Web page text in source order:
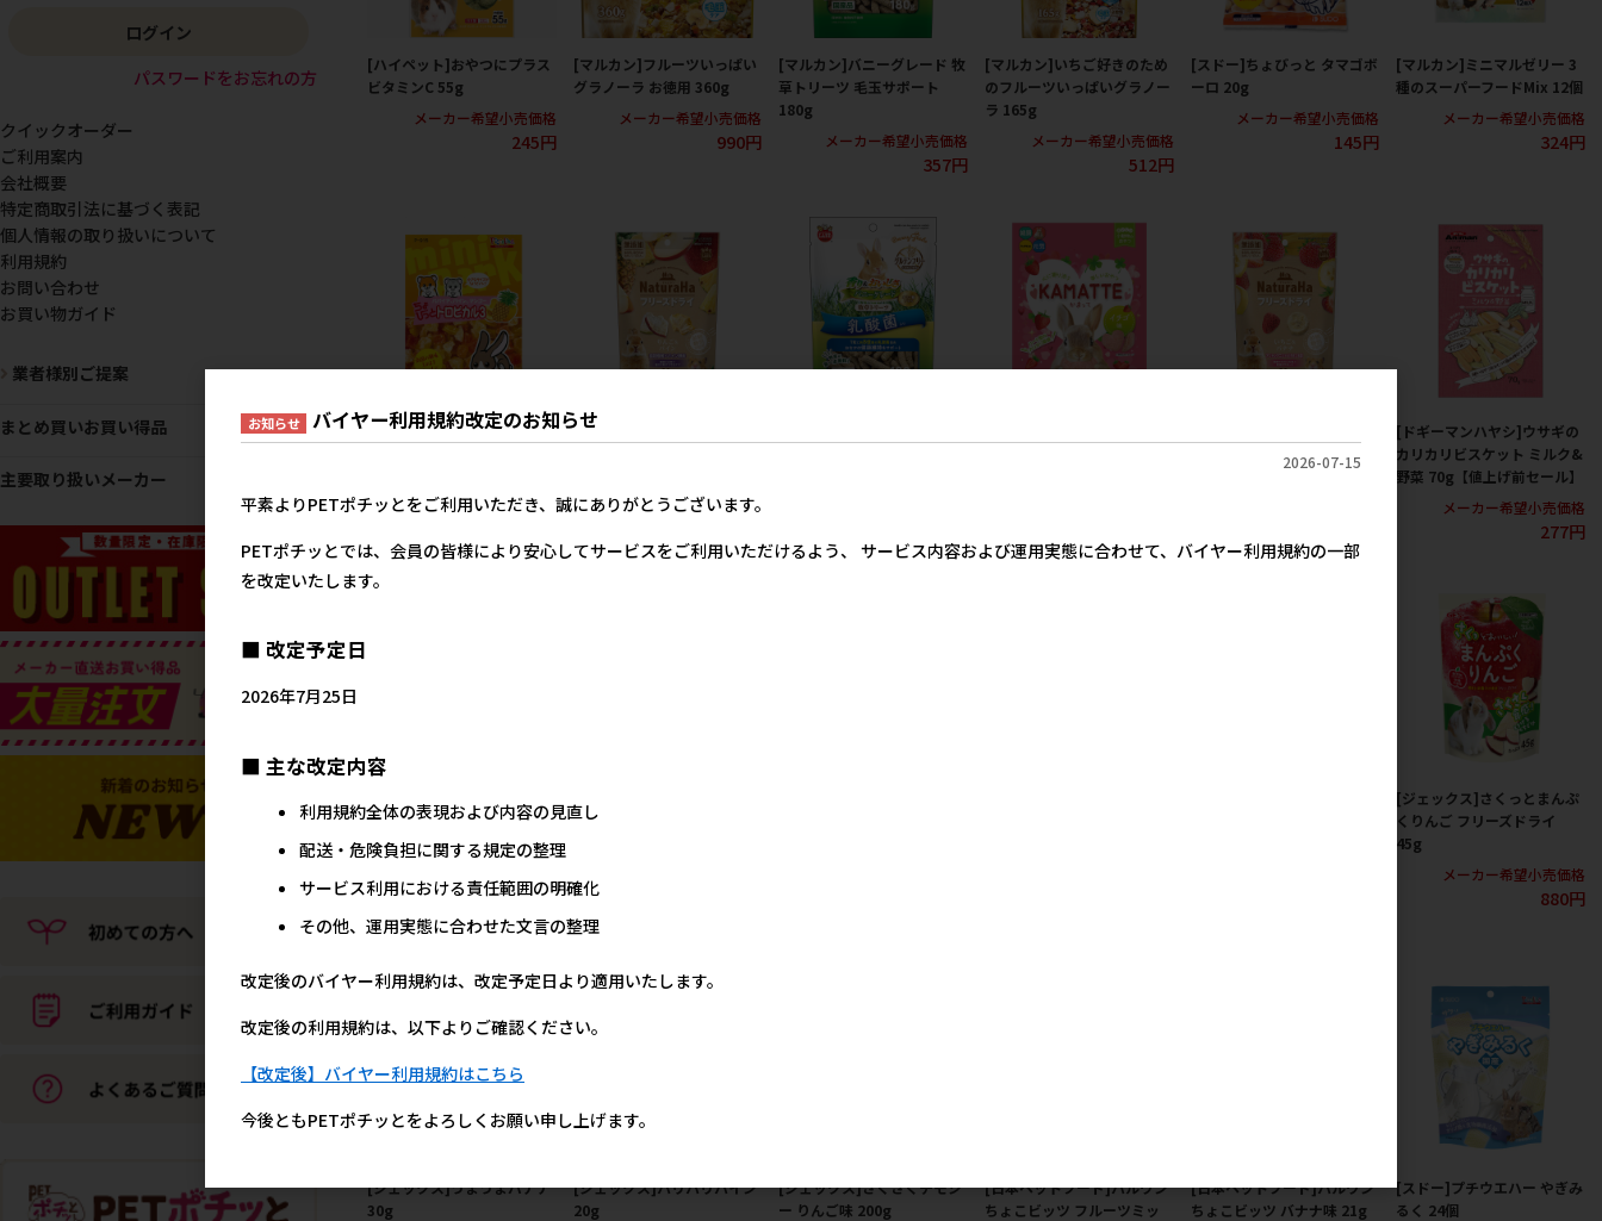
[ハイペット]おやつにプラス
ビタミンC 55g
メーカー希望小売価格
245円
[マルカン]フルーツいっぱい
グラノーラ お徳用 360g
メーカー希望小売価格
990円
[マルカン]バニーグレード 牧
草トリーツ 毛玉サポート
180g
メーカー希望小売価格
357円
[マルカン]いちご好きのため
のフルーツいっぱいグラノー
ラ 165g
メーカー希望小売価格
512円
[スドー]ちょびっと タマゴボ
ーロ 20g
メーカー希望小売価格
145円
[マルカン]ミニマルゼリー 3
種のスーパーフードMix 12個
メーカー希望小売価格
324円
[スドー]ちょびっと トロピカ
145円
[マルカン]ナチュラハ フリー
512円
ズドライ いちご&バナナ 20g
[ドギーマンハヤシ]ウサギの
カリカリビスケット ミルク&
野菜 70g【値上げ前セール】
メーカー希望小売価格
277円
ー･リスのプチコーン いちご
味 60g【値上げ前セール】
298円
カリカリビスケット いちご&
[ジェックス]さくっとまんぷ
くりんご フリーズドライ
45g
メーカー希望小売価格
880円
[ジェックス]うまうまバナナ
30g
[ジェックス]パリパリパイン
20g
[ジェックス]さくさくチモシ
ー りんご味 200g
[日本ペットフード]パルワン
ちょこビッツ フルーツミッ
[日本ペットフード]パルワン
ちょこビッツ バナナ味 21g
[スドー]プチウエハー やぎみ
るく 24個
ログイン
パスワードをお忘れの方
クイックオーダー
ご利用案内
会社概要
特定商取引法に基づく表記
個人情報の取り扱いについて
利用規約
お問い合わせ
お買い物ガイド
業者様別ご提案
まとめ買いお買い得品
主要取り扱いメーカー
お知らせ バイヤー利用規約改定のお知らせ
2026-07-15
平素よりPETポチッとをご利用いただき、誠にありがとうございます。
PETポチッとでは、会員の皆様により安心してサービスをご利用いただけるよう、 サービス内容および運用実態に合わせて、バイヤー利用規約の一部
を改定いたします。
■ 改定予定日
2026年7月25日
■ 主な改定内容
利用規約全体の表現および内容の見直し
配送・危険負担に関する規定の整理
サービス利用における責任範囲の明確化
その他、運用実態に合わせた文言の整理
改定後のバイヤー利用規約は、改定予定日より適用いたします。
改定後の利用規約は、以下よりご確認ください。
【改定後】バイヤー利用規約はこちら
今後ともPETポチッとをよろしくお願い申し上げます。